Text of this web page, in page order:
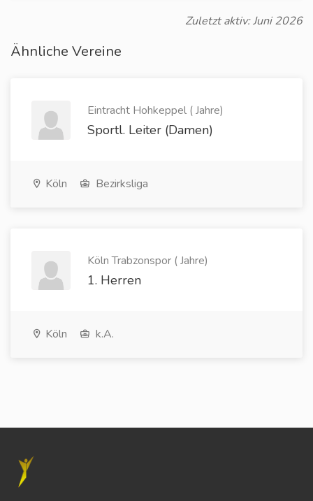
Zuletzt aktiv: Juni 2026
Ähnliche Vereine
Eintracht Hohkeppel ( Jahre)
Sportl. Leiter (Damen)
Köln Bezirksliga
Köln Trabzonspor ( Jahre)
1. Herren
Köln k.A.